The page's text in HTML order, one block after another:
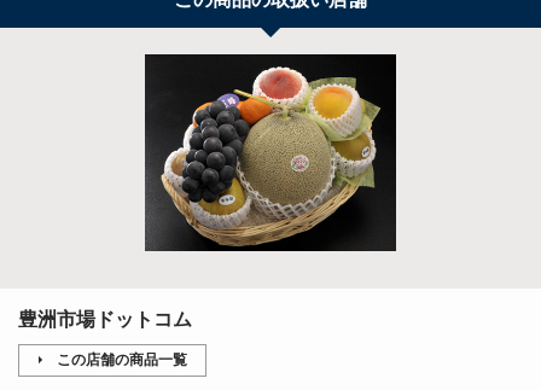
豊洲市場ドットコム
この店舗の商品一覧